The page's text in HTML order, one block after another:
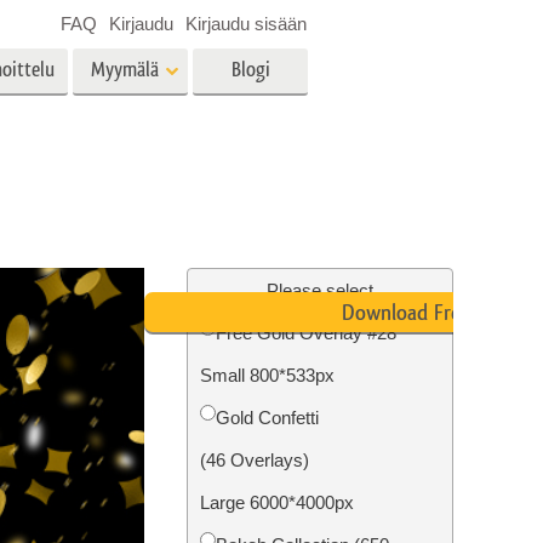
Valokuvan restaurointi
Myymälä
videopeittokuvat
Blogi
FAQ Kirjaudu Kirjaudu sisään
Please select
Free Gold Overlay #28
Small 800*533px
Gold Confetti
(46 Overlays)
Large 6000*4000px
Download Free